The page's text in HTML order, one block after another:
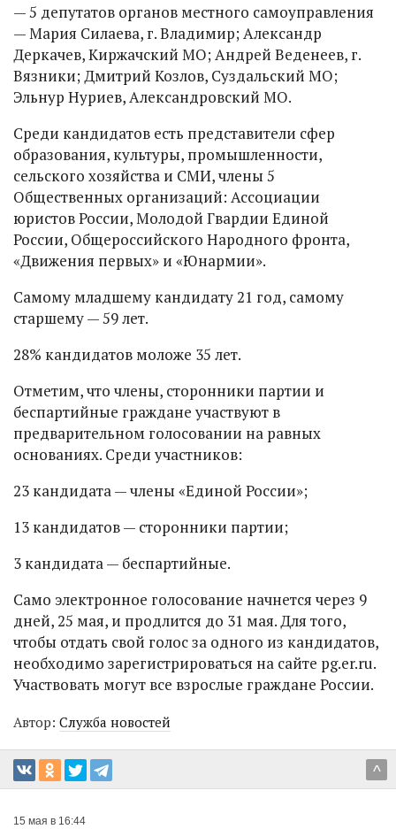
— 5 депутатов органов местного самоуправления
— Мария Силаева, г. Владимир; Александр
Деркачев, Киржачский МО; Андрей Веденеев, г.
Вязники; Дмитрий Козлов, Суздальский МО;
Эльнур Нуриев, Александровский МО.
Среди кандидатов есть представители сфер
образования, культуры, промышленности,
сельского хозяйства и СМИ, члены 5
Общественных организаций: Ассоциации
юристов России, Молодой Гвардии Единой
России, Общероссийского Народного фронта,
«Движения первых» и «Юнармии».
Самому младшему кандидату 21 год, самому
старшему — 59 лет.
28% кандидатов моложе 35 лет.
Отметим, что члены, сторонники партии и
беспартийные граждане участвуют в
предварительном голосовании на равных
основаниях. Среди участников:
23 кандидата — члены «Единой России»;
13 кандидатов — сторонники партии;
3 кандидата — беспартийные.
Само электронное голосование начнется через 9
дней, 25 мая, и продлится до 31 мая. Для того,
чтобы отдать свой голос за одного из кандидатов,
необходимо зарегистрироваться на сайте pg.er.ru.
Участвовать могут все взрослые граждане России.
Автор: Служба новостей
^
15 мая в 16:44